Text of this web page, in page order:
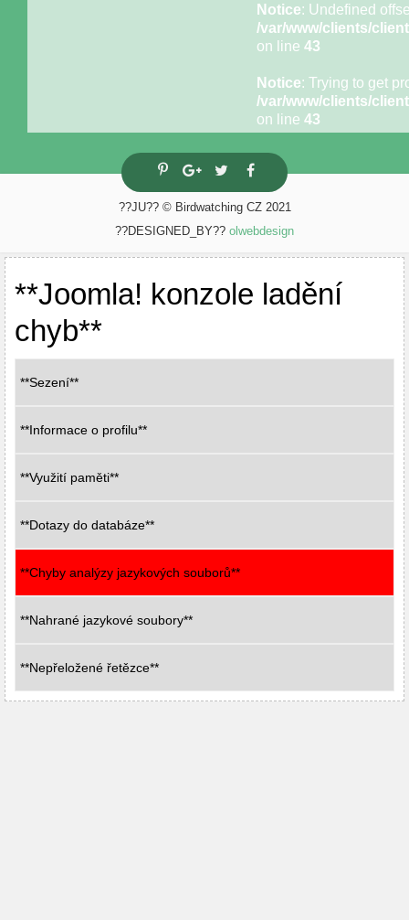
Notice: Undefined
/var/www/clients/
on line 43
Notice: Trying to get
/var/www/clients/
on line 43
??JU?? © Birdwatching CZ 2021
??DESIGNED_BY?? olwebdesign
**Joomla! konzole ladění
chyb**
**Sezení**
**Informace o profilu**
**Využití paměti**
**Dotazy do databáze**
**Chyby analýzy jazykových souborů**
**Nahrané jazykové soubory**
**Nepřeložené řetězce**